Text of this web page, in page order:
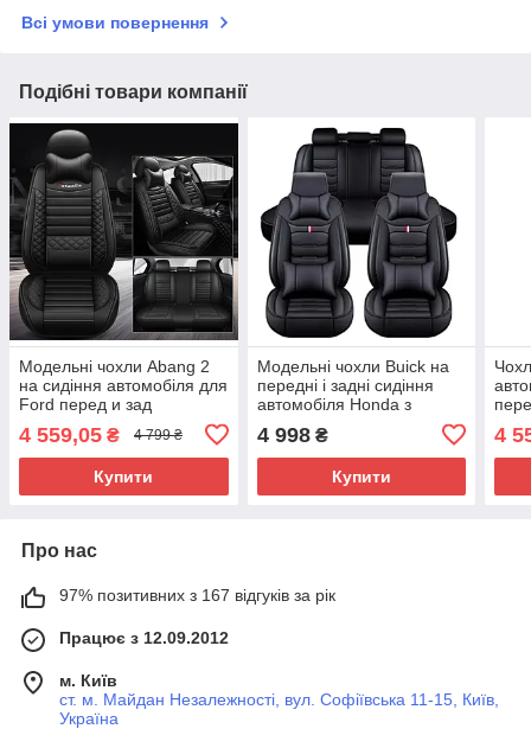
Всі умови повернення
Подібні товари компанії
Модельні чохли Abang 2
на сидіння автомобіля для
Ford перед и зад
4 559,05 ₴ 4 799 ₴
Купити
Модельні чохли Buick на
передні і задні сидіння
автомобіля Honda з
4 998₴
Купити
4
Про нас
97% позитивних з 167 відгуків за рік
Працює з 12.09.2012
м. Київ
ст. м. Майдан Незалежності, вул. Софіївська 11-15, Київ,
Україна